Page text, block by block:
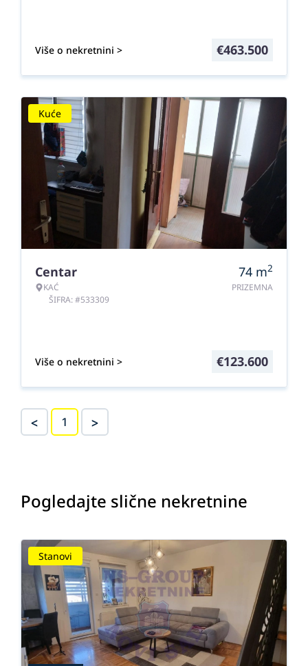
Više o nekretnini > €463.500
Kuće
Centar
KAĆ
ŠIFRA: #533309
74 m2
PRIZEMNA
Više o nekretnini > €123.600
< 1 >
Pogledajte slične nekretnine
Stanovi